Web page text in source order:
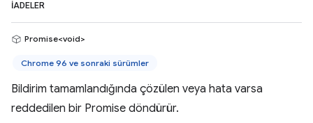
İADELER
Promise<void>
Chrome 96 ve sonraki sürümler
Bildirim tamamlandığında çözülen veya hata varsa
reddedilen bir Promise döndürür.